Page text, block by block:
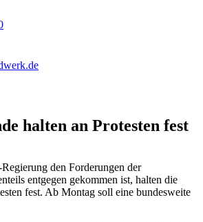
halten an Protesten fest
den Forderungen der
entgegen gekommen ist, halten die
fest. Ab Montag soll eine bundesweite